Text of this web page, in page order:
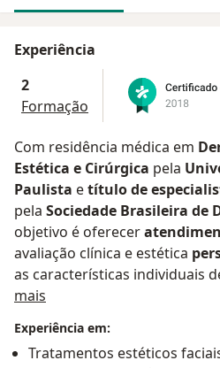
Experiência
2
Formação
Com residência médica em
Estética e Cirúrgica pela
Paulista etítulo de
pela Sociedade Brasileira de
objetivo é oferecer
avaliação clínica e estética
as características individuais
de melhorar globalmente sua
auto-estima através da saúde
mais
Experiência em:
Tratamentos estéticos